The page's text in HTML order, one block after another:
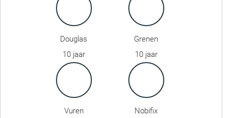
Douglas
10 jaar
Grenen
10 jaar
Vuren
Nobifix